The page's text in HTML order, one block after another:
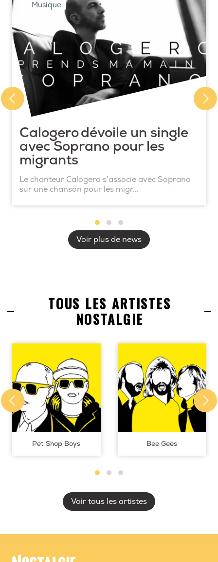
Musique
Calogero dévoile un single
avec Soprano pour les
migrants
Le chanteur Calogero s'associe avec Soprano
sur une chanson pour les migr...
Voir plus de news
TOUS LES ARTISTES
NOSTALGIE
Pet Shop Boys Bee Gees
Voir tous les artistes